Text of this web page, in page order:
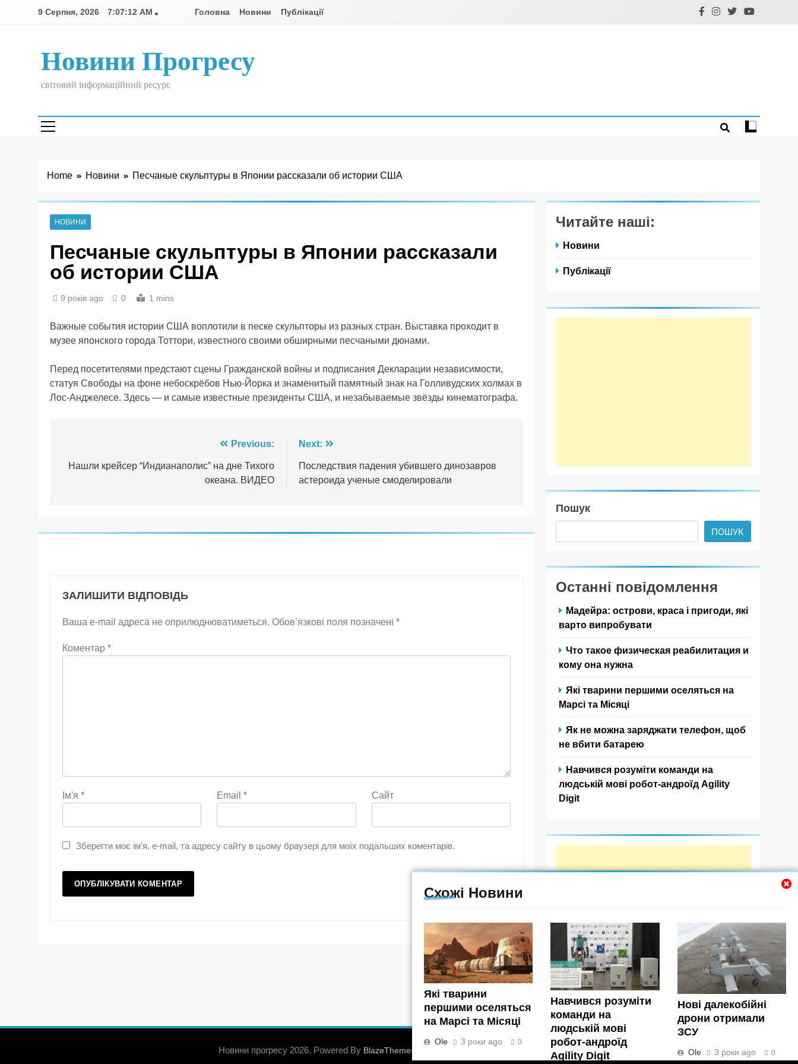
9 Серпня, 2026 7:07:13 AM Головна Новини Публікації
Новини Прогресу
світовий інформаційний ресурс
Home Новини Песчаные скульптуры в Японии рассказали об истории США
НОВИНИ
Песчаные скульптуры в Японии рассказали
об истории США
9 років ago 0 1 mins
Важные события истории США воплотили в песке скульпторы из разных стран. Выставка проходит в
музее японского города Тоттори, известного своими обширными песчаными дюнами.
Перед посетителями предстают сцены Гражданской войны и подписания Декларации независимости,
статуя Свободы на фоне небоскрёбов Нью-Йорка и знаменитый памятный знак на Голливудских холмах в
Лос-Анджелесе. Здесь — и самые известные президенты США, и незабываемые звёзды кинематографа.
записів
Previous:
Нашли крейсер “Индианаполис” на дне Тихого
океана. ВИДЕО
Next:
Последствия падения убившего динозавров
астероида ученые смоделировали
ЗАЛИШИТИ ВІДПОВІДЬ
Ваша e-mail адреса не оприлюднюватиметься. Обов’язкові поля позначені *
Коментар *
Ім'я * Email* Сайт
Зберегти моє ім'я, e-mail, та адресу сайту в цьому браузері для моїх подальших коментарів.
Схожі Новини
Які тварини
першими оселяться
на Марсі та Місяці
Ole 3 роки ago 0
Навчився розуміти
команди на
людській мові
робот-андроїд
Agility Digit
Нові далекобійні
дрони отримали
ЗСУ
Ole 3 роки ago 0
Читайте наші:
Новини
Публікації
Пошук
ПОШУК
Останні повідомлення
Мадейра: острови, краса і пригоди, які
варто випробувати
Что такое физическая реабилитация и
кому она нужна
Які тварини першими оселяться на
Марсі та Місяці
Як не можна заряджати телефон, щоб
не вбити батарею
Навчився розуміти команди на
людській мові робот-андроїд Agility
Digit
Новини прогресу 2026. Powered By BlazeThemes